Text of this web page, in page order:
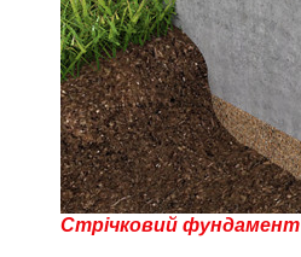
Стрічковий фундамент